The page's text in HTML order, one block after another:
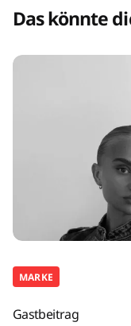
Das könnte
MARKE
Gastbeitrag